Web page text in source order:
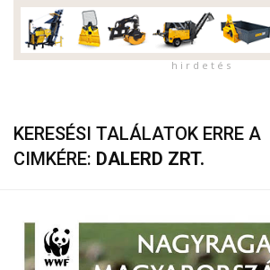
h i r d e t é s
KERESÉSI TALÁLATOK ERRE A
CIMKÉRE: DALERD ZRT.